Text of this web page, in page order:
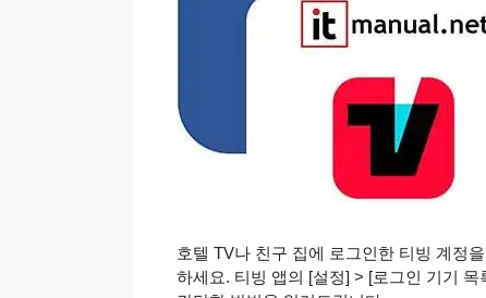
호텔 TV나 친구 집에 로그인한 티빙 계정
하세요. 티빙 앱의 [설정] > [로그인 기기